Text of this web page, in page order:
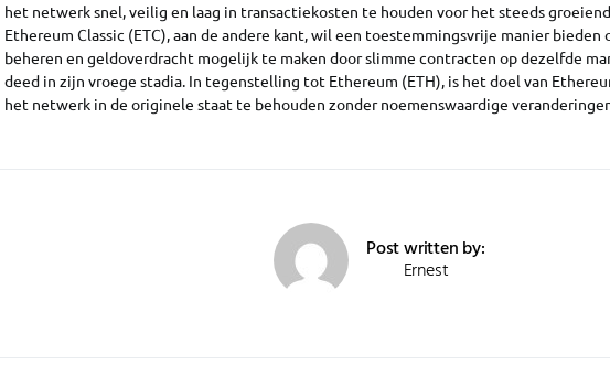
het netwerk snel, veilig en laag in transactiekosten te houden voor het steeds
Ethereum Classic (ETC), aan de andere kant, wil een toestemmingsvrije manier
beheren en geldoverdracht mogelijk te maken door slimme contracten op dezelfde
deed in zijn vroege stadia. In tegenstelling tot Ethereum (ETH), is het doel van
het netwerk in de originele staat te behouden zonder noemenswaardige
Post written by:
Ernest